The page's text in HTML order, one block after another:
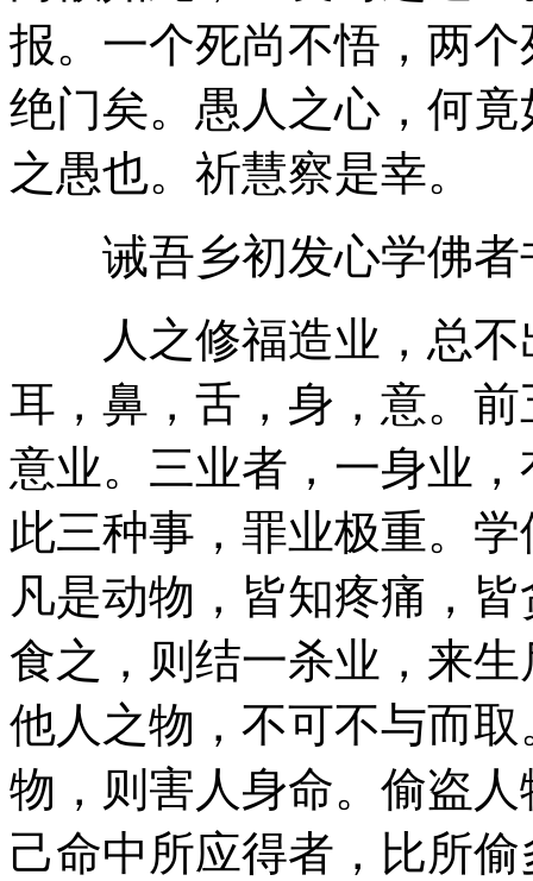
报。一个死尚不悟，两
绝门矣。愚人之心，何
之愚也。祈慧察是幸。
诫吾乡初发心学佛者
人之修福造业，总不
耳，鼻，舌，身，意。
意业。三业者，一身业
此三种事，罪业极重。
凡是动物，皆知疼痛，
食之，则结一杀业，来
他人之物，不可不与而
物，则害人身命。偷盗
己命中所应得者，比所